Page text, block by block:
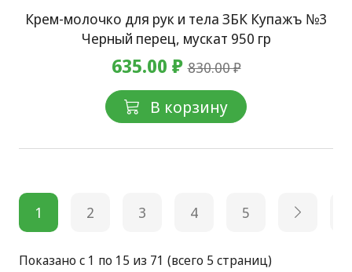
Крем-молочко для рук и тела ЗБК Купажъ №3
Черный перец, мускат 950 гр
635.00 ₽830.00 ₽
В корзину
1 2 3 4 5
Показано с 1 по 15 из 71 (всего 5 страниц)